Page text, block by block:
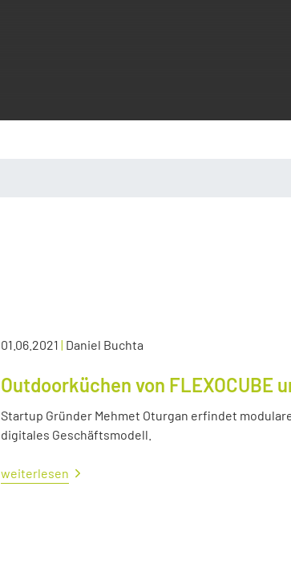
01.06.2021 | Daniel Buchta
Outdoorküchen von FLEXOCUBE
Startup Gründer Mehmet Oturgan erfindet
digitales Geschäftsmodell.
weiterlesen